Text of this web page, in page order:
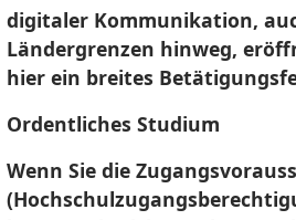
digitaler Kommunikation,
Ländergrenzen hinweg,
hier ein breites
Ordentliches Studium
Wenn Sie die